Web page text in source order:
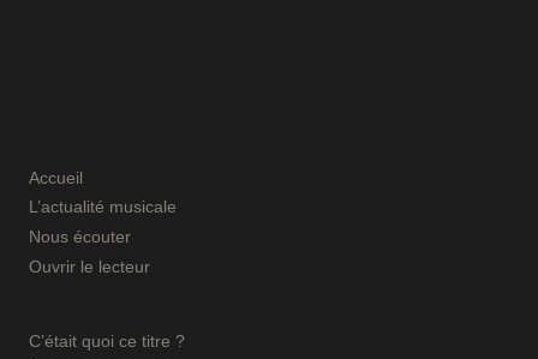
Accueil
L’actualité musicale
Nous écouter
Ouvrir le lecteur
C’était quoi ce titre ?